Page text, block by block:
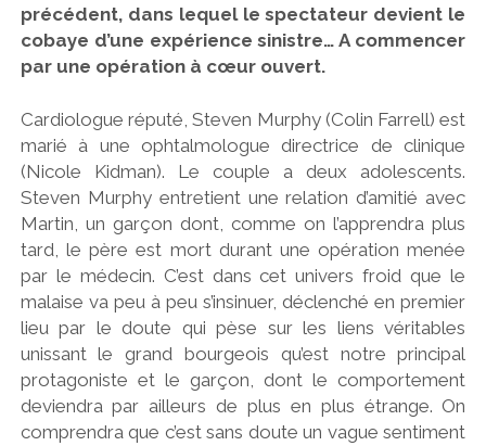
précédent, dans lequel le spectateur devient le
cobaye d’une expérience sinistre… A commencer
par une opération à cœur ouvert.
Cardiologue réputé, Steven Murphy (Colin Farrell) est
marié à une ophtalmologue directrice de clinique
(Nicole Kidman). Le couple a deux adolescents.
Steven Murphy entretient une relation d’amitié avec
Martin, un garçon dont, comme on l’apprendra plus
tard, le père est mort durant une opération menée
par le médecin. C’est dans cet univers froid que le
malaise va peu à peu s’insinuer, déclenché en premier
lieu par le doute qui pèse sur les liens véritables
unissant le grand bourgeois qu’est notre principal
protagoniste et le garçon, dont le comportement
deviendra par ailleurs de plus en plus étrange. On
comprendra que c’est sans doute un vague sentiment